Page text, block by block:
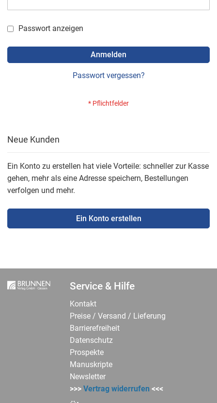
Passwort anzeigen
Anmelden
Passwort vergessen?
Neue Kunden
Ein Konto zu erstellen hat viele Vorteile: schneller zur Kasse
gehen, mehr als eine Adresse speichern, Bestellungen
verfolgen und mehr.
Ein Konto erstellen
Service & Hilfe
Kontakt
Preise / Versand / Lieferung
Barrierefreiheit
Datenschutz
Prospekte
Manuskripte
Newsletter
>>>Vertrag widerrufen <<<